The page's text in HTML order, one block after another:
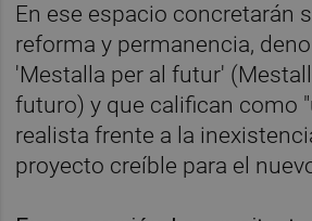
En ese espacio concretarán
reforma y permanencia,
'Mestalla per al futur'
futuro) y que califican como
realista frente a la
proyecto creíble para el